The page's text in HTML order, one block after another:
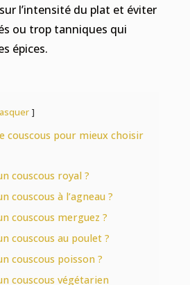
l’intensité du plat et éviter
ou trop tanniques qui
épices.
couscous pour mieux choisir
couscous royal ?
couscous à l’agneau ?
couscous merguez ?
couscous au poulet ?
couscous poisson ?
couscous végétarien